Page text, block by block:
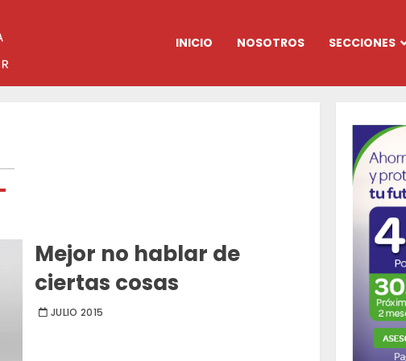
INICIO NOSOTROS SECCIONES
Mejor no hablar de
ciertas cosas
JULIO 2015